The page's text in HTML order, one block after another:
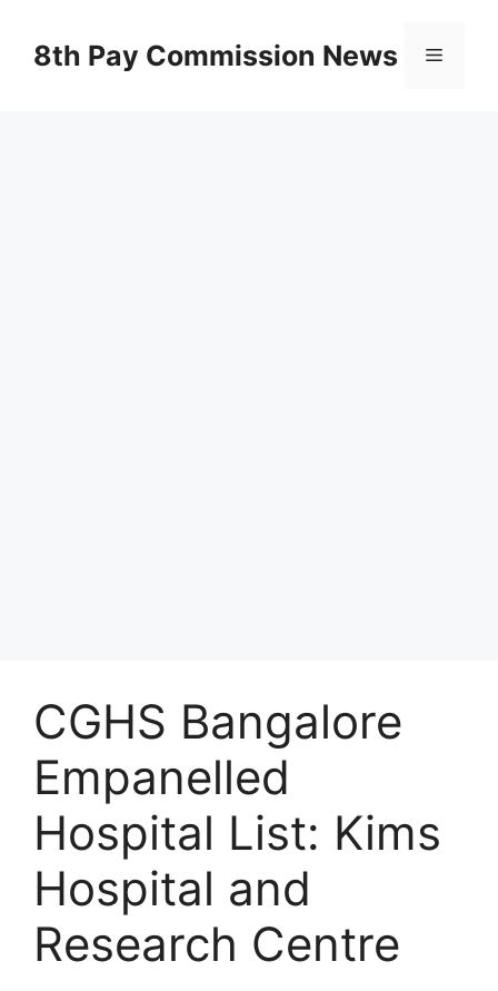
content8th Pay Commission News Menu
CGHS Bangalore
Empanelled
Hospital List: Kims
Hospital and
Research Centre